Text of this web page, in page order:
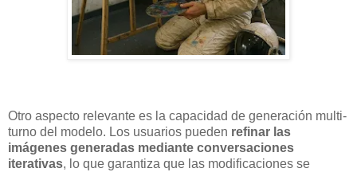
Otro aspecto relevante es la capacidad de generación multi-
turno del modelo. Los usuarios pueden refinar las
imágenes generadas mediante conversaciones
iterativas, lo que garantiza que las modificaciones se